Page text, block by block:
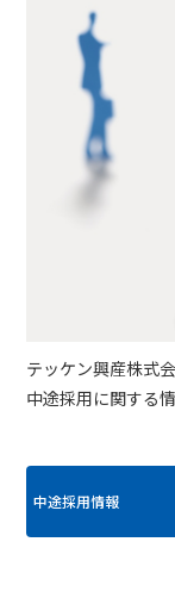
テッケン興産株式
中途採用に関する
中途採用情報